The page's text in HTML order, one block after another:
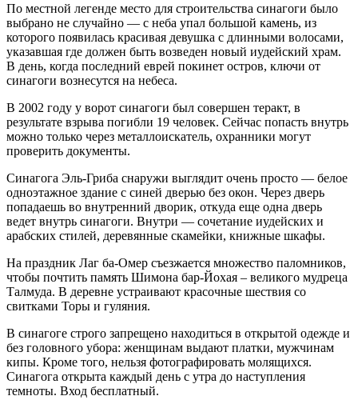
По местной легенде место для строительства синагоги было
выбрано не случайно — с неба упал большой камень, из
которого появилась красивая девушка с длинными волосами,
указавшая где должен быть возведен новый иудейский храм.
В день, когда последний еврей покинет остров, ключи от
синагоги вознесутся на небеса.
В 2002 году у ворот синагоги был совершен теракт, в
результате взрыва погибли 19 человек. Сейчас попасть внутрь
можно только через металлоискатель, охранники могут
проверить документы.
Синагога Эль-Гриба снаружи выглядит очень просто — белое
одноэтажное здание с синей дверью без окон. Через дверь
попадаешь во внутренний дворик, откуда еще одна дверь
ведет внутрь синагоги. Внутри — сочетание иудейских и
арабских стилей, деревянные скамейки, книжные шкафы.
На праздник Лаг ба-Омер съезжается множество паломников,
чтобы почтить память Шимона бар-Йохая – великого мудреца
Талмуда. В деревне устраивают красочные шествия со
свитками Торы и гуляния.
В синагоге строго запрещено находиться в открытой одежде и
без головного убора: женщинам выдают платки, мужчинам
кипы. Кроме того, нельзя фотографировать молящихся.
Синагога открыта каждый день с утра до наступления
темноты. Вход бесплатный.